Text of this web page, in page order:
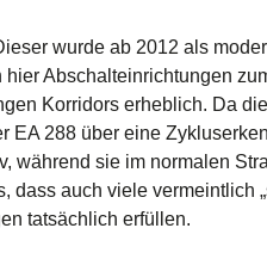
wurde ab 2012 als
Abschalteinrichtungen
Korridors erheblich. Da
288 über eine
während sie im normalen
auch viele vermeintlich
tatsächlich erfüllen.